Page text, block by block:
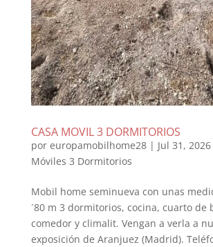
CASA MOVIL 3 DORMITORIOS
por europamobilhome28| Jul 31, 2026
Móviles 3 Dormitorios
Mobil home seminueva con unas
´80 m 3 dormitorios, cocina, cuarto de
comedor y climalit. Vengan a verla a
exposición de Aranjuez (Madrid).